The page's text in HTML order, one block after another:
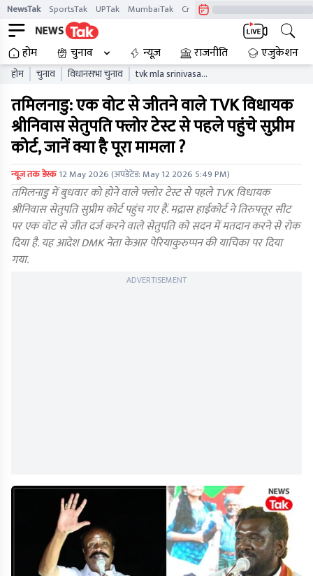
NewsTak SportsTak UPTak MumbaiTak CrimeTak
होम चुनाव न्यूज़ राजनीति एजुकेशन
होम चुनाव विधानसभा चुनाव
tvk mla srinivasa
floor test voting ban
madras high court dmk
petition
तमिलनाडु: एक वोट से जीतने वाले TVK विधायक
श्रीनिवास सेतुपति फ्लोर टेस्ट से पहले पहुंचे सुप्रीम
कोर्ट, जानें क्या है पूरा मामला ?
न्यूज तक डेस्क 12 May 2026(अपडेटेड:May 12 2026 5:49 PM)
तमिलनाडु में बुधवार को होने वाले फ्लोर टेस्ट से पहले TVK विधायक
श्रीनिवास सेतुपति सुप्रीम कोर्ट पहुंच गए हैं. मद्रास हाईकोर्ट ने तिरुपत्तूर सीट
पर एक वोट से जीत दर्ज करने वाले सेतुपति को सदन में मतदान करने से रोक
दिया है. यह आदेश DMK नेता केआर पेरियाकुरुप्पन की याचिका पर दिया
गया.
ADVERTISEMENT